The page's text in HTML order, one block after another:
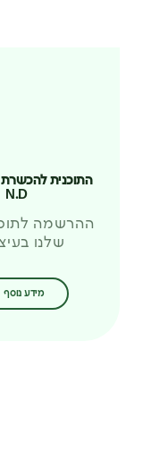
התוכנית להכשרת
N.D
ההרשמה
שלנו
מידע נוסף